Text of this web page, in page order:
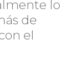
lo
de
el